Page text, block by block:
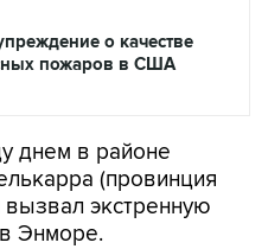
о качестве
пожаров в США
днем в районе
(провинция
вызвал экстренную
Энморе.